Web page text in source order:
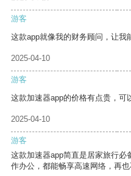
游客
这款app就像我的财务顾问，让我
2025-04-10
游客
这款加速器app的价格有点贵，可
2025-04-10
游客
这款加速器app简直是居家旅行
作办公，都能畅享高速网络，再也